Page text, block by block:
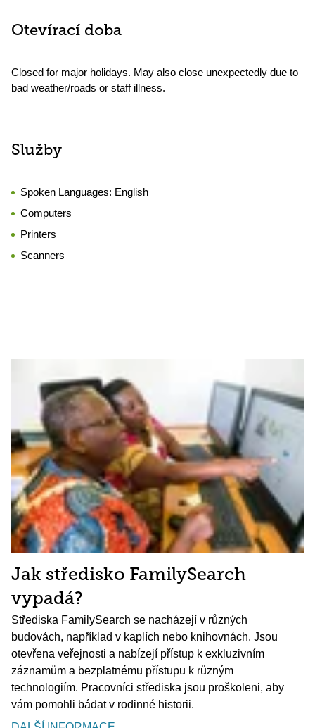
Otevírací doba
Closed for major holidays. May also close unexpectedly due to
bad weather/roads or staff illness.
Služby
Spoken Languages: English
Computers
Printers
Scanners
Jak středisko FamilySearch
vypadá?
Střediska FamilySearch se nacházejí v různých
budovách, například v kaplích nebo knihovnách. Jsou
otevřena veřejnosti a nabízejí přístup k exkluzivním
záznamům a bezplatnému přístupu k různým
technologiím. Pracovníci střediska jsou proškoleni, aby
vám pomohli bádat v rodinné historii.